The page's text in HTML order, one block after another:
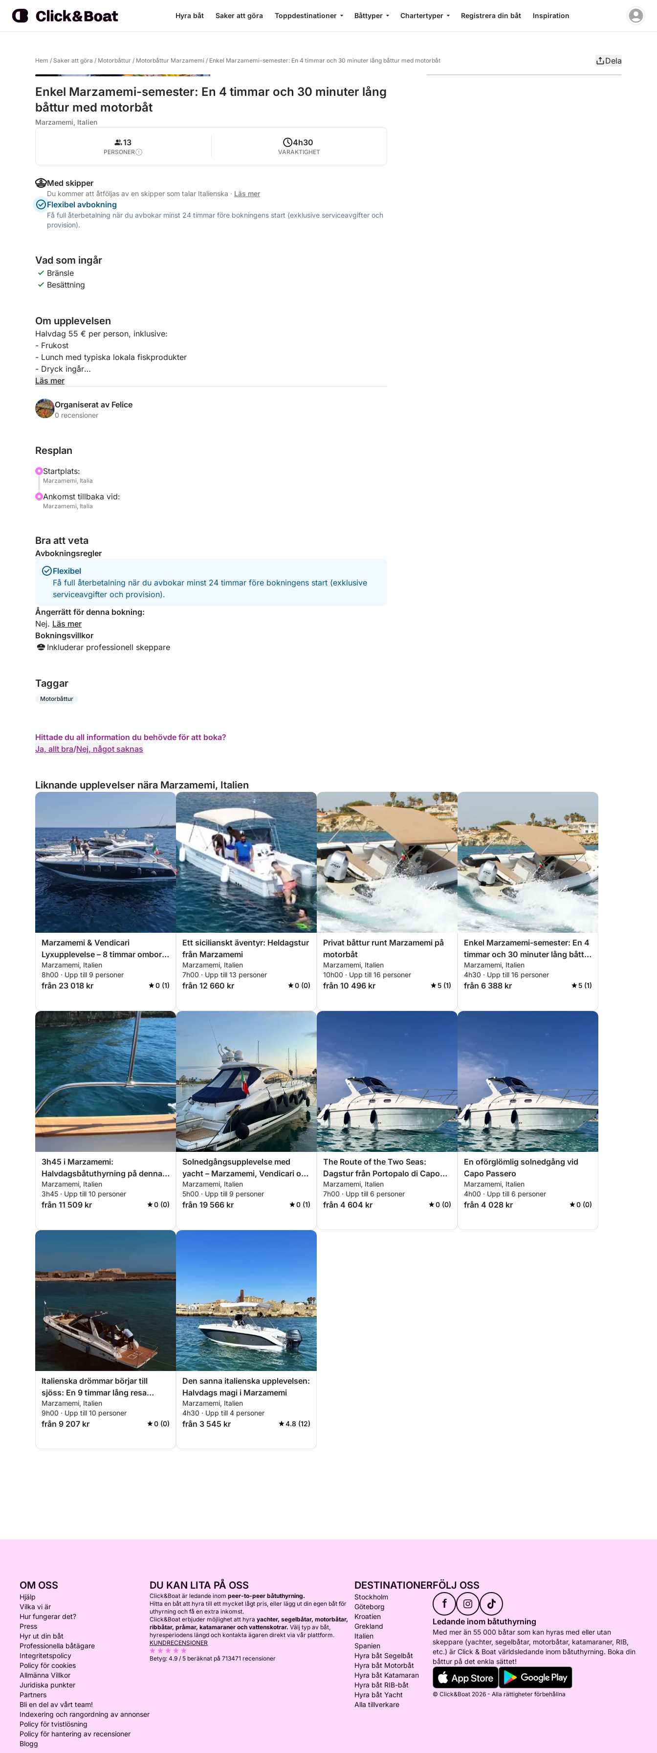
Hyra båt Saker att göra Toppdestinationer Båttyper Chartertyper Registrera din båt Inspiration
Hem / Saker att göra / Motorbåttur / Motorbåttur Marzamemi / Enkel Marzamemi-semester: En 4 timmar och 30 minuter lång båttur med motorbåt Dela
Enkel Marzamemi-semester: En 4 timmar och 30 minuter lång
båttur med motorbåt
Marzamemi, Italien
13
PERSONER
4h30
VARAKTIGHET
Med skipper
Du kommer att åtföljas av en skipper som talar Italienska · Läs mer
Flexibel avbokning
Få full återbetalning när du avbokar minst 24 timmar före bokningens start (exklusive serviceavgifter och
provision).
Vad som ingår
Bränsle
Besättning
Om upplevelsen
Halvdag 55 € per person, inklusive:
- Frukost
- Lunch med typiska lokala fiskprodukter
- Dryck ingår
- Säsongens frukt
Avgång:
SOLNEDGÅNGSAPERITIF 300 € PER PAR EXKLUSIVT:
Båttur med stopp under Tafuri-slottet, aperitif/middag + råa skaldjur med livesaxofonmusik.
**KAPTEN, SKIPPER OCH BRÄNSLE INGÅR I PRISET**
Läs mer
Organiserat av Felice
0 recensioner
Resplan
Startplats:
Marzamemi, Italia
Ankomst tillbaka vid:
Marzamemi, Italia
Bra att veta
Avbokningsregler
Flexibel
Få full återbetalning när du avbokar minst 24 timmar före bokningens start (exklusive
serviceavgifter och provision).
Ångerrätt för denna bokning:
Nej. Läs mer
Bokningsvillkor
Inkluderar professionell skeppare
Taggar
Motorbåttur
Hittade du all information du behövde för att boka?
Ja, allt bra/Nej, något saknas
Liknande upplevelser nära Marzamemi, Italien
Marzamemi & Vendicari
Lyxupplevelse – 8 timmar ombord
på Sunseeker Portofino 47
Marzamemi, Italien
8h00 · Upp till 9 personer
från 23 018 kr 0 (1)
Ett sicilianskt äventyr: Heldagstur
från Marzamemi
Marzamemi, Italien
7h00 · Upp till 13 personer
från 12 660 kr 0 (0)
Privat båttur runt Marzamemi på
motorbåt
Marzamemi, Italien
10h00 · Upp till 16 personer
från 10 496 kr 5 (1)
Enkel Marzamemi-semester: En 4
timmar och 30 minuter lång båttur
med motorbåt
Marzamemi, Italien
4h30 · Upp till 16 personer
från 6 388 kr 5 (1)
3h45 i Marzamemi:
Halvdagsbåtuthyrning på denna
Gozzo Gozzo
Marzamemi, Italien
3h45 · Upp till 10 personer
från 11 509 kr 0 (0)
Solnedgångsupplevelse med
yacht – Marzamemi, Vendicari och
solnedgång över det sicilianska
havet
Marzamemi, Italien
5h00 · Upp till 9 personer
från 19 566 kr 0 (1)
The Route of the Two Seas:
Dagstur från Portopalo di Capo
Passero
Marzamemi, Italien
7h00 · Upp till 6 personer
från 4 604 kr 0 (0)
En oförglömlig solnedgång vid
Capo Passero
Marzamemi, Italien
4h00 · Upp till 6 personer
från 4 028 kr 0 (0)
Italienska drömmar börjar till
sjöss: En 9 timmar lång resa
genom hjärtat av Marzamemi
Marzamemi, Italien
9h00 · Upp till 10 personer
från 9 207 kr 0 (0)
Den sanna italienska upplevelsen:
Halvdags magi i Marzamemi
Marzamemi, Italien
4h30 · Upp till 4 personer
från 3 545 kr 4.8 (12)
OM OSS
Hjälp
Vilka vi är
Hur fungerar det?
Press
Hyr ut din båt
Professionella båtägare
Integritetspolicy
Policy för cookies
Allmänna Villkor
Juridiska punkter
Partners
Bli en del av vårt team!
Indexering och rangordning av annonser
Policy för tvistlösning
Policy för hantering av recensioner
Blogg
DU KAN LITA PÅ OSS
Click&Boat är ledande inom peer-to-peer båtuthyrning.
Hitta en båt att hyra till ett mycket lågt pris, eller lägg ut din egen båt för
uthyrning och få en extra inkomst.
Click&Boat erbjuder möjlighet att hyra yachter, segelbåtar, motorbåtar,
ribbåtar, pråmar, katamaraner och vattenskotrar. Välj typ av båt,
hyresperiodens längd och kontakta ägaren direkt via vår plattform.
KUNDRECENSIONER
Betyg: 4.9 / 5 beräknat på 713471 recensioner
DESTINATIONER
Stockholm
Göteborg
Kroatien
Grekland
Italien
Spanien
Hyra båt Segelbåt
Hyra båt Motorbåt
Hyra båt Katamaran
Hyra båt RIB-båt
Hyra båt Yacht
Alla tillverkare
FÖLJ OSS
f
Ledande inom båtuthyrning
Med mer än 55 000 båtar som kan hyras med eller utan
skeppare (yachter, segelbåtar, motorbåtar, katamaraner, RIB,
etc.) är Click & Boat världsledande inom båtuthyrning. Boka din
båttur på det enkla sättet!
© Click&Boat 2026 - Alla rättigheter förbehållna